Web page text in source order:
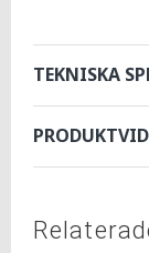
TEKNISKA